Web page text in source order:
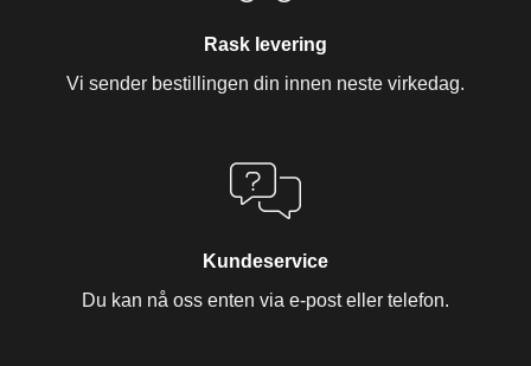
Rask levering
Vi sender bestillingen din innen neste virkedag.
Kundeservice
Du kan nå oss enten via e-post eller telefon.